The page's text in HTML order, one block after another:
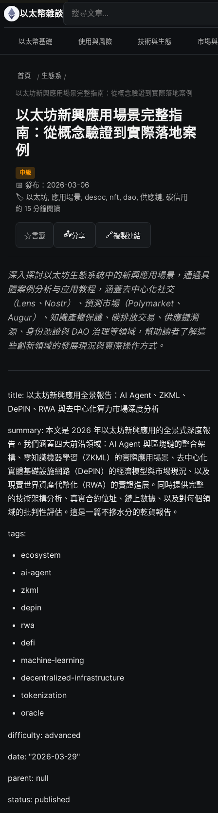
以太幣雜談 搜尋文章
以太幣基礎 使用與風險 技術與生態 市場
首頁 / 生態系 /
以太坊新興應用場景完整指南：從概念驗證到實際落地案例
以太坊新興應用場景完整指
南：從概念驗證到實際落地案
例
中級
📅 發布：2026-03-06
🏷️ 以太坊, 應用場景, desoc, nft, dao, 供應鏈, 碳信用
約 15 分鐘閱讀
☆書籤 📤分享 🔗複製連結
深入探討以太坊生態系統中的新興應用場景，通過具
體案例分析与应用教程，涵蓋去中心化社交
（Lens、Nostr）、預測市場（Polymarket、
Augur）、知識產權保護、碳排放交易、供應鏈溯
源、身份憑證與 DAO 治理等領域，幫助讀者了解這
些創新領域的發展現況與實際操作方式。
title: 以太坊新興應用全景報告：AI Agent、ZKML、
DePIN、RWA 與去中心化算力市場深度分析
summary: 本文是 2026 年以太坊新興應用的全景式深度報
告。我們涵蓋四大前沿領域：AI Agent 與區塊鏈的整合架
構、零知識機器學習（ZKML）的實際應用場景、去中心化
實體基礎設施網路（DePIN）的經濟模型與市場現況、以及
現實世界資產代幣化（RWA）的實證進展。同時提供完整
的技術架構分析、真實合約位址、鏈上數據、以及對每個領
域的批判性評估。這是一篇不摻水分的乾貨報告。
tags:
ecosystem
ai-agent
zkml
depin
rwa
defi
machine-learning
decentralized-infrastructure
tokenization
oracle
difficulty: advanced
date: "2026-03-29"
parent: null
status: published